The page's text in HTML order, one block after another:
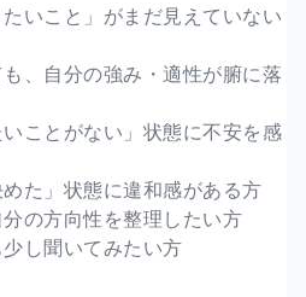
いこと」がまだ見えていない
、自分の強み・適性が腑に落
ことがない」状態に不安を感
めた」状態に違和感がある方
の方向性を整理したい方
し聞いてみたい方